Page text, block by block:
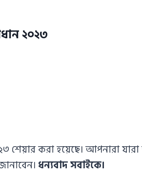
২০২৩
শেয়ার করা হয়েছে। আপনারা যারা
ধন্যবাদ সবাইকে।